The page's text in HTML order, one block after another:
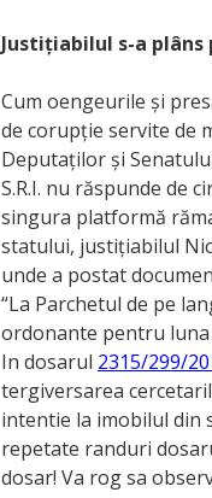
Justițiabilul s-a
Cum oengeurile și
de corupție servite de
Deputaților și
S.R.I. nu răspunde de
singura platformă
statului, justițiabilul
unde a postat
“La Parchetul de pe
ordonante pentru luna
In dosarul 2315/299/
tergiversarea
intentie la imobilul din
repetate randuri
dosar! Va rog sa